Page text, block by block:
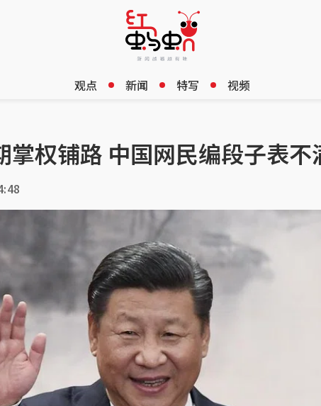
观点 新闻 特写 视频
掌权铺路 中国网民编段子表不